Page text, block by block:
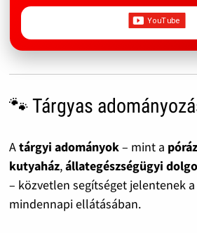
🐾 Tárgyas
Atárgyi adományok– mint a póráz
kutyaház,állategészségügyi
– közvetlen segítséget jelentenek
mindennapi ellátásában.